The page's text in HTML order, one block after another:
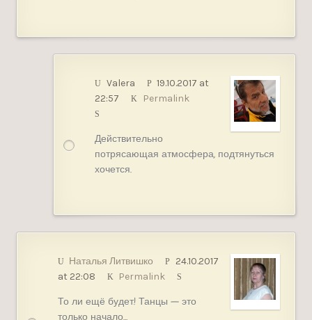
Valera
19.10.2017 at
22:57
Permalink
Действительно
потрясающая атмосфера, подтянуться
хочется.
Наталья Литвишко
24.10.2017
at 22:08
Permalink
То ли ещё будет! Танцы — это
только начало…